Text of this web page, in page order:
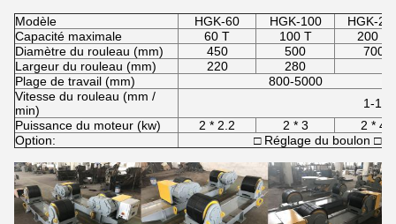
Modèle HGK-60 HGK-100
HGK-
Capacité maximale
60 T 100 T
200 T
Diamètre du rouleau (mm)
450 500
700
Largeur du rouleau (mm)
220
280
Plage de travail (mm)
800-5000
Vitesse du rouleau (mm /
min)
1-
Puissance du moteur (kw)
2 * 2.2 2 * 3
2 * 4
Option:
□ Réglage du boulon □